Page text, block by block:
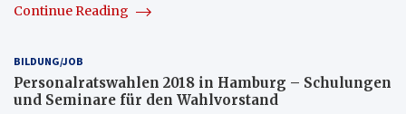
Continue Reading
BILDUNG/JOB
Personalratswahlen 2018 in Hamburg – Schulungen
und Seminare für den Wahlvorstand